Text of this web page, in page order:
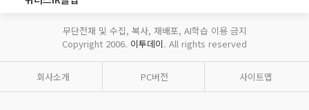
무단전재 및 수집, 복사, 재배포, AI학습 이용 금지
Copyright 2006. 이투데이. All rights reserved
회사소개 PC버전 사이트맵